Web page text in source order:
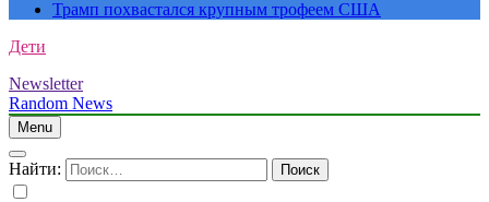
Трамп похвастался крупным трофеем США
Дети
Newsletter
Random News
Menu
Найти: